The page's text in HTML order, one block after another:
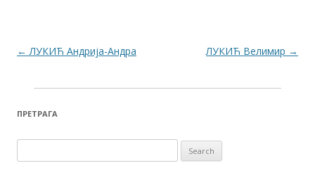
Post navigation
← ЛУКИЋ Андрија-Андра ЛУКИЋ Велимир →
ПРЕТРАГА